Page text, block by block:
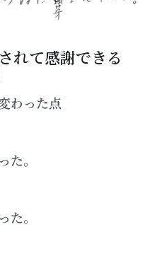
れて感謝できる
わった点
。
。